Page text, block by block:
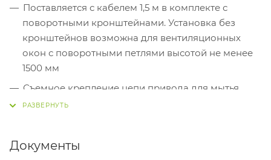
Поставляется с кабелем 1,5 м в комплекте с
поворотными кронштейнами. Установка без
кронштейнов возможна для вентиляционных
окон с поворотными петлями высотой не менее
1500 мм
Съемное крепление цепи привода для мытья
окон (в комплекте)
IP32 доступна по отдельному запросу
Документы